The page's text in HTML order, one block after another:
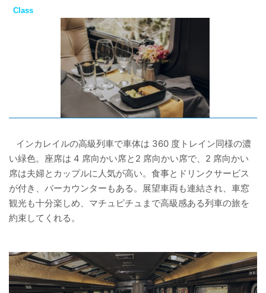
Class
インカレイルの高級列車で車体は 360 度トレイン同様の濃
い緑色。座席は 4 席向かい席と2 席向かい席で、2 席向かい
席は夫婦とカップルに人気が高い。食事とドリンクサービス
が付き、バーカウンターもある。展望車両も連結され、車窓
観光も十分楽しめ、マチュピチュまで高級感ある列車の旅を
約束してくれる。